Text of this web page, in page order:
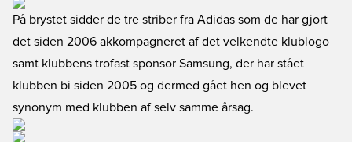
På brystet sidder de tre striber fra Adidas som de har gjort
det siden 2006 akkompagneret af det velkendte klublogo
samt klubbens trofast sponsor Samsung, der har stået
klubben bi siden 2005 og dermed gået hen og blevet
synonym med klubben af selv samme årsag.